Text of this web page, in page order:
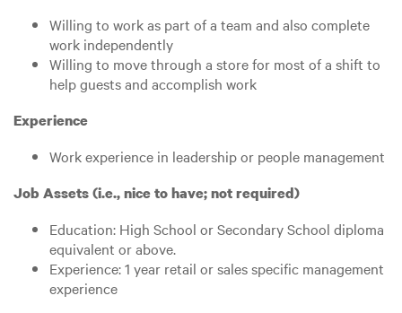
Willing to work as part of a team and also complete
work independently
Willing to move through a store for most of a shift to
help guests and accomplish work
Experience
Work experience in leadership or people management
Job Assets (i.e., nice to have; not required)
Education: High School or Secondary School diploma
equivalent or above.
Experience: 1 year retail or sales specific management
experience